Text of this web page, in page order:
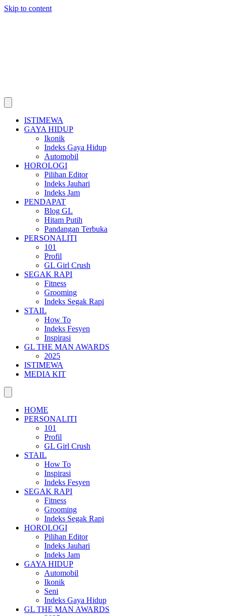
Skip to content
ISTIMEWA
GAYA HIDUP
Ikonik
Indeks Gaya Hidup
Automobil
HOROLOGI
Pilihan Editor
Indeks Jauhari
Indeks Jam
PENDAPAT
Blog GL
Hitam Putih
Pandangan Terbuka
PERSONALITI
101
Profil
GL Girl Crush
SEGAK RAPI
Fitness
Grooming
Indeks Segak Rapi
STAIL
How To
Indeks Fesyen
Inspirasi
GL THE MAN AWARDS
2025
ISTIMEWA
MEDIA KIT
HOME
PERSONALITI
101
Profil
GL Girl Crush
STAIL
How To
Inspirasi
Indeks Fesyen
SEGAK RAPI
Fitness
Grooming
Indeks Segak Rapi
HOROLOGI
Pilihan Editor
Indeks Jauhari
Indeks Jam
GAYA HIDUP
Automobil
Ikonik
Seni
Indeks Gaya Hidup
GL THE MAN AWARDS